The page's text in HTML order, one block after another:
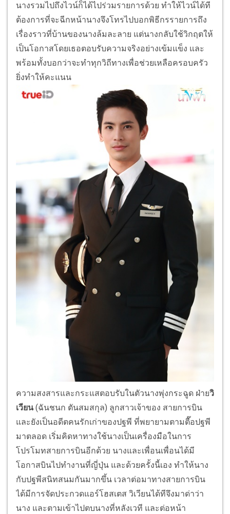
นางรวมไปถึงไวน์ก็ได้ไปร่วมรายการด้วย ทำให้ไวน์ได้ที
ต้องการที่จะฉีกหน้านางจึงโทรไปบอกพิธีกรรายการถึง
เรื่องราวที่บ้านของนางล้มละลาย แต่นางกลับใช้วิกฤตให้
เป็นโอกาสโดยเธอตอบรับความจริงอย่างเข้มแข็ง และ
พร้อมทั้งบอกว่าจะทำทุกวิถีทางเพื่อช่วยเหลือครอบครัว
ยิ่งทำให้คะแนน
ความสงสารและกระแสตอบรับในตัวนางพุ่งกระฉูด ฝ่ายวิ
เวียน(ฉันชนก ตันสมสกุล) ลูกสาวเจ้าของ สายการบิน
และยังเป็นอดีตคนรักเก่าของปฐพี ที่พยายามตามตื๊อปฐพี
มาตลอด เริ่มคิดหาทางใช้นางเป็นเครื่องมือในการ
โปรโมทสายการบินอีกด้วย นางและเพื่อนเพื่อนได้มี
โอกาสบินไปทำงานที่ญี่ปุ่น และด้วยครั้งนี้เอง ทำให้นาง
กับปฐพีสนิทสนมกันมากขึ้น เวลาต่อมาทางสายการบิน
ได้มีการจัดประกวดแอร์โฮสเตส วิเวียนได้ทีจึงมาด่าว่า
นาง และตามเข้าไปตบนางที่หลังเวที และต่อหน้า